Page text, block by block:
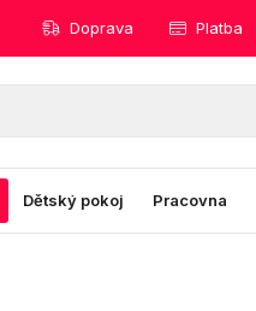
Doprava Platba
Dětský pokoj Pracovna